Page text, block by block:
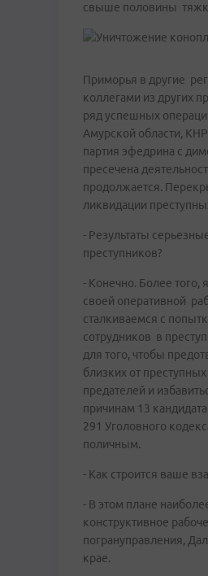
свыше половины
Приморья в другие
коллегами из других
ряд успешных
Амурской области,
партия эфедрина с
пресечена
продолжается.
ликвидации
- Результаты
преступников?
- Конечно. Более того,
своей оперативной
сталкиваемся с
сотрудников в
для того, чтобы
близких от
предателей и
причинам 13
291 Уголовного
поличным.
- Как строится ваше
- В этом плане
конструктивное
погрануправления,
крае.